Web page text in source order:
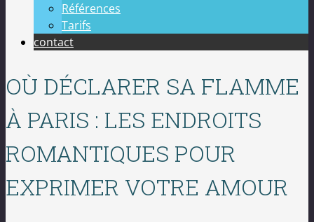
Références
Tarifs
contact
OÙ DÉCLARER SA FLAMME
À PARIS : LES ENDROITS
ROMANTIQUES POUR
EXPRIMER VOTRE AMOUR